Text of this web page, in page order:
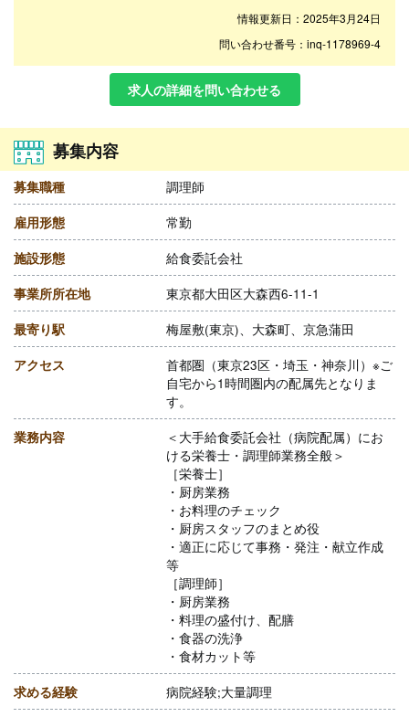
情報更新日：2025年3月24日
問い合わせ番号：inq-1178969-4
求人の詳細を問い合わせる
募集内容
募集職種 調理師
雇用形態 常勤
施設形態 給食委託会社
事業所所在地 東京都大田区大森西6-11-1
最寄り駅 梅屋敷(東京)、大森町、京急蒲田
アクセス
首都圏（東京23区・埼玉・神奈川）※ご
自宅から1時間圏内の配属先となりま
す。
業務内容
＜大手給食委託会社（病院配属）にお
ける栄養士・調理師業務全般＞
［栄養士］
・厨房業務
・お料理のチェック
・厨房スタッフのまとめ役
・適正に応じて事務・発注・献立作成
等
［調理師］
・厨房業務
・料理の盛付け、配膳
・食器の洗浄
・食材カット等
求める経験 病院経験;大量調理